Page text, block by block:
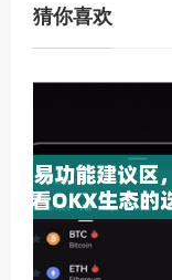
猜你喜欢